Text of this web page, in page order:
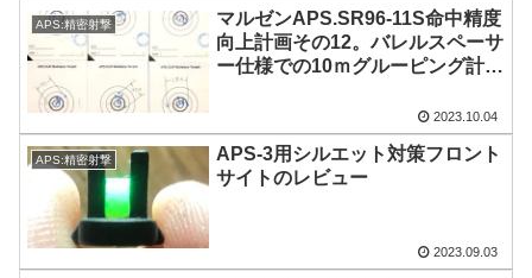
APS:精密射撃
マルゼンAPS.SR96-11S命中精度
向上計画その12。バレルスペーサ
ー仕様での10ｍグルーピング計
2023.10.04
APS:精密射撃
APS-3用シルエット対策フロント
サイトのレビュー
2023.09.03